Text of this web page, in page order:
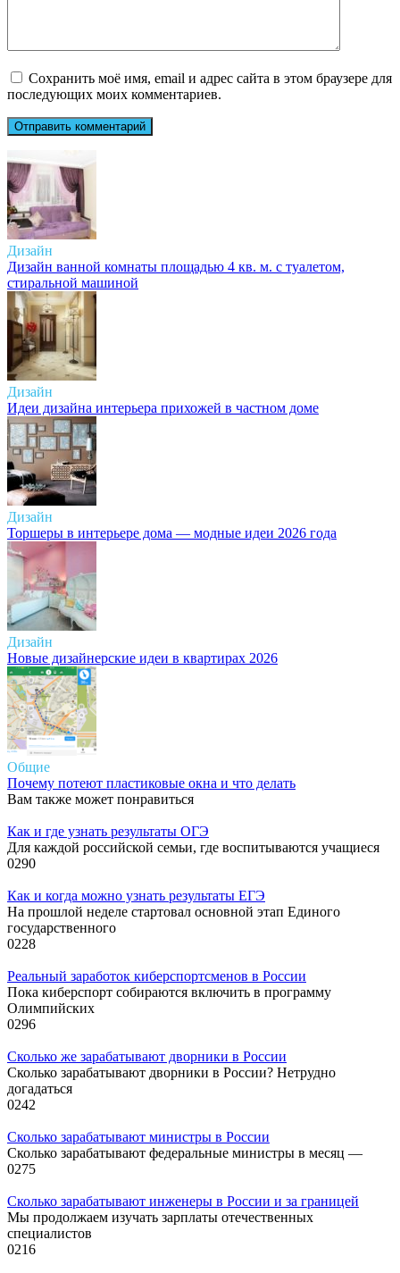
Сохранить моё имя, email и адрес сайта в этом браузере для
последующих моих комментариев.
Дизайн
Дизайн ванной комнаты площадью 4 кв. м. с туалетом,
стиральной машиной
Дизайн
Идеи дизайна интерьера прихожей в частном доме
Дизайн
Торшеры в интерьере дома — модные идеи 2026 года
Дизайн
Новые дизайнерские идеи в квартирах 2026
Общие
Почему потеют пластиковые окна и что делать
Вам также может понравиться
Как и где узнать результаты ОГЭ
Для каждой российской семьи, где воспитываются учащиеся
0290
Как и когда можно узнать результаты ЕГЭ
На прошлой неделе стартовал основной этап Единого
государственного
0228
Реальный заработок киберспортсменов в России
Пока киберспорт собираются включить в программу
Олимпийских
0296
Сколько же зарабатывают дворники в России
Сколько зарабатывают дворники в России? Нетрудно
догадаться
0242
Сколько зарабатывают министры в России
Сколько зарабатывают федеральные министры в месяц —
0275
Сколько зарабатывают инженеры в России и за границей
Мы продолжаем изучать зарплаты отечественных
специалистов
0216